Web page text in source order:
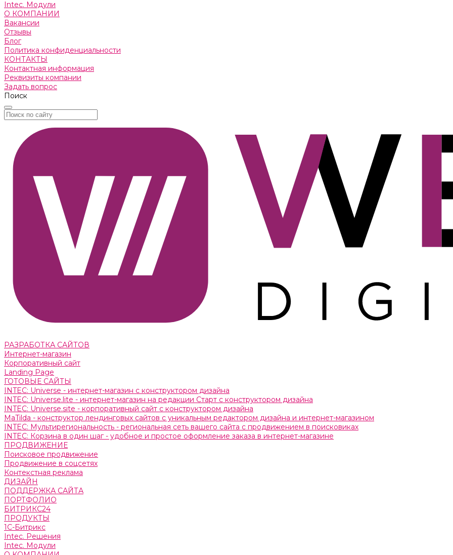
Intec. Модули
О КОМПАНИИ
Вакансии
Отзывы
Блог
Политика конфиденциальности
КОНТАКТЫ
Контактная информация
Реквизиты компании
Задать вопрос
Поиск
РАЗРАБОТКА САЙТОВ
Интернет-магазин
Корпоративный сайт
Landing Page
ГОТОВЫЕ САЙТЫ
INTEC: Universe - интернет-магазин с конструктором дизайна
INTEC: Universe.lite - интернет-магазин на редакции Старт с конструктором дизайна
INTEC: Universe.site - корпоративный сайт с конструктором дизайна
MaTilda - конструктор лендинговых сайтов с уникальным редактором дизайна и интернет-магазином
INTEC: Мультирегиональность - региональная сеть вашего сайта с продвижением в поисковиках
INTEC: Корзина в один шаг - удобное и простое оформление заказа в интернет-магазине
ПРОДВИЖЕНИЕ
Поисковое продвижение
Продвижение в соцсетях
Контекстная реклама
ДИЗАЙН
ПОДДЕРЖКА САЙТА
ПОРТФОЛИО
БИТРИКС24
ПРОДУКТЫ
1С-Битрикс
Intec. Решения
Intec. Модули